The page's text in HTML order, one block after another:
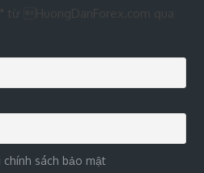
từ HuongDanForex.com qua
sách bảo mật